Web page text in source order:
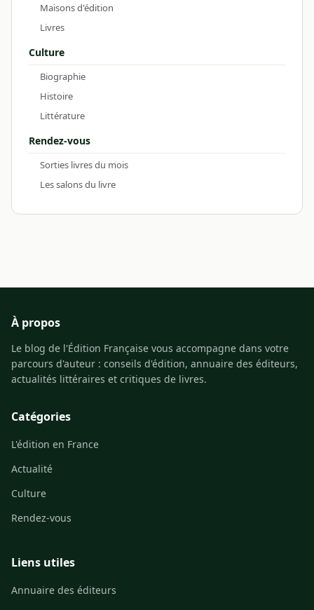
Maisons d'édition
Livres
Culture
Biographie
Histoire
Littérature
Rendez-vous
Sorties livres du mois
Les salons du livre
À propos
Le blog de l'Édition Française vous accompagne dans votre
parcours d'auteur : conseils d'édition, annuaire des éditeurs,
actualités littéraires et critiques de livres.
Catégories
L'édition en France
Actualité
Culture
Rendez-vous
Liens utiles
Annuaire des éditeurs